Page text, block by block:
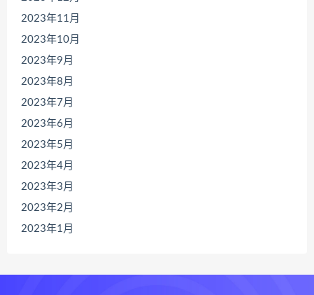
2023年11月
2023年10月
2023年9月
2023年8月
2023年7月
2023年6月
2023年5月
2023年4月
2023年3月
2023年2月
2023年1月